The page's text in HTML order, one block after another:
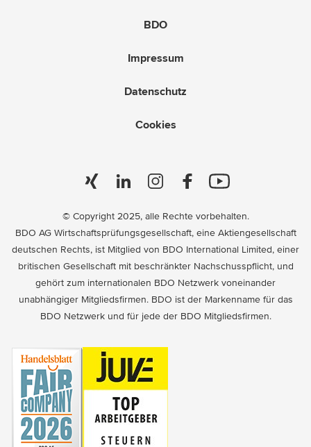
BDO
Impressum
Datenschutz
Cookies
© Copyright 2025, alle Rechte vorbehalten.
BDO AG Wirtschaftsprüfungsgesellschaft, eine Aktiengesellschaft
deutschen Rechts, ist Mitglied von BDO International Limited, einer
britischen Gesellschaft mit beschränkter Nachschusspflicht, und
gehört zum internationalen BDO Netzwerk voneinander
unabhängiger Mitgliedsfirmen. BDO ist der Markenname für das
BDO Netzwerk und für jede der BDO Mitgliedsfirmen.